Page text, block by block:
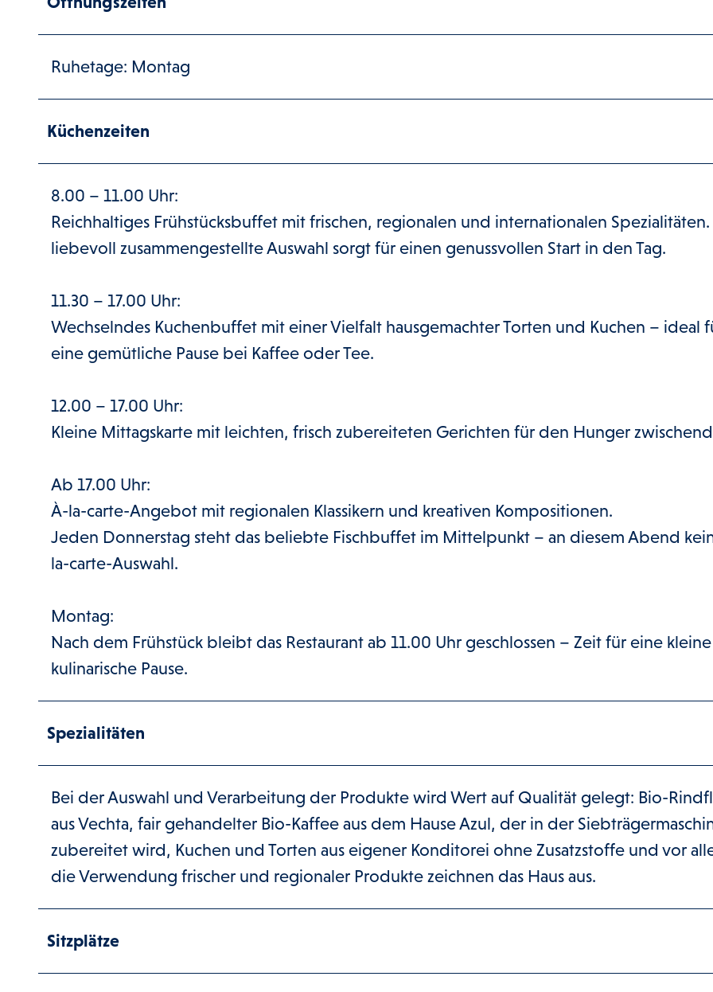
Ruhetage: Montag
Küchenzeiten
8.00 – 11.00 Uhr:
Reichhaltiges Frühstücksbuffet mit frischen, regionalen und internationalen Spezialitäten.
liebevoll zusammengestellte Auswahl sorgt für einen genussvollen Start in den Tag.
11.30 – 17.00 Uhr:
Wechselndes Kuchenbuffet mit einer Vielfalt hausgemachter Torten und Kuchen – ideal
eine gemütliche Pause bei Kaffee oder Tee.
12.00 – 17.00 Uhr:
Kleine Mittagskarte mit leichten, frisch zubereiteten Gerichten für den Hunger
Ab 17.00 Uhr:
À-la-carte-Angebot mit regionalen Klassikern und kreativen Kompositionen.
Jeden Donnerstag steht das beliebte Fischbuffet im Mittelpunkt – an diesem Abend
la-carte-Auswahl.
Montag:
Nach dem Frühstück bleibt das Restaurant ab 11.00 Uhr geschlossen – Zeit für eine kleine
kulinarische Pause.
Spezialitäten
Bei der Auswahl und Verarbeitung der Produkte wird Wert auf Qualität gelegt: Bio-
aus Vechta, fair gehandelter Bio-Kaffee aus dem Hause Azul, der in der
zubereitet wird, Kuchen und Torten aus eigener Konditorei ohne Zusatzstoffe und vor
die Verwendung frischer und regionaler Produkte zeichnen das Haus aus.
Sitzplätze